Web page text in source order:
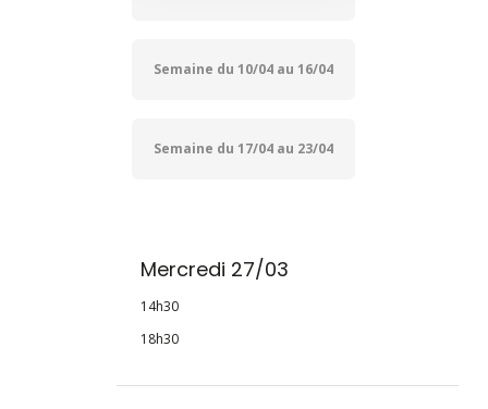
Semaine du 10/04 au 16/04
Semaine du 17/04 au 23/04
Mercredi 27/03
14h30
18h30